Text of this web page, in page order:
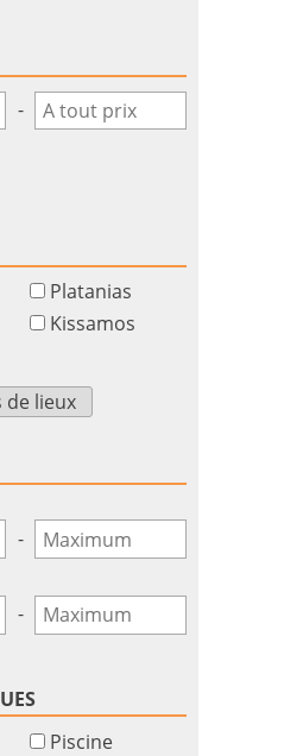
-
Platanias
Kissamos
de lieux
-
-
Piscine